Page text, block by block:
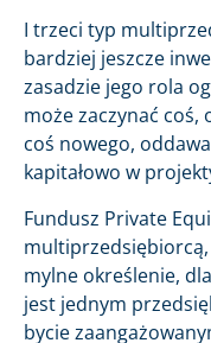
I trzeci typ
bardziej jeszcze
zasadzie jego rola
może zaczynać coś,
coś nowego,
kapitałowo w
Fundusz Private
multiprzedsiębiorcą,
mylne określenie,
jest jednym
bycie